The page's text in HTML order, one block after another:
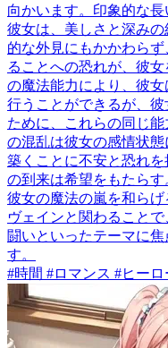
向かいます。印象的な
彼女は、美しさと深み
的な外見にもかかわら
ることへの恐れが、彼
の魔法能力により、彼
行うことができるが、
ために、これらの同じ
の混乱は彼女の感情状
築くことに不安と恐れ
の到来は希望をもたらす
彼女の魔法の嵐を和ら
ヴェインと関わること
闘いといったテーマに
す。
#時間 #ロマンス #ヒー